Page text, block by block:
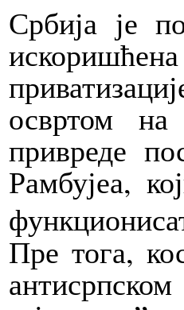
Србија је
освртом на
привреде
Рамбујеа,
Пре тога,